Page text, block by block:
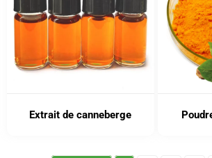
Extrait de canneberge